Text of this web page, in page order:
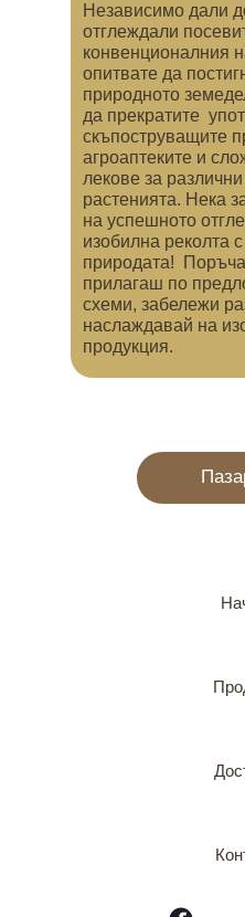
Независимо дали
отглеждали
конвенционалния
опитвате да
природното
да прекратите
скъпоструващите
агроаптеките и
лекове за
растенията. Нека
на успешното
изобилна реколта
природата!
прилагаш по
схеми, забележи
наслаждавай на
продукция.